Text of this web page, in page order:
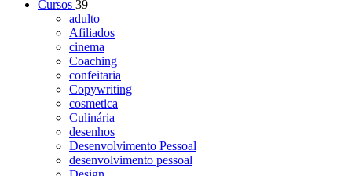
Cursos 39
adulto
Afiliados
cinema
Coaching
confeitaria
Copywriting
cosmetica
Culinária
desenhos
Desenvolvimento Pessoal
desenvolvimento pessoal